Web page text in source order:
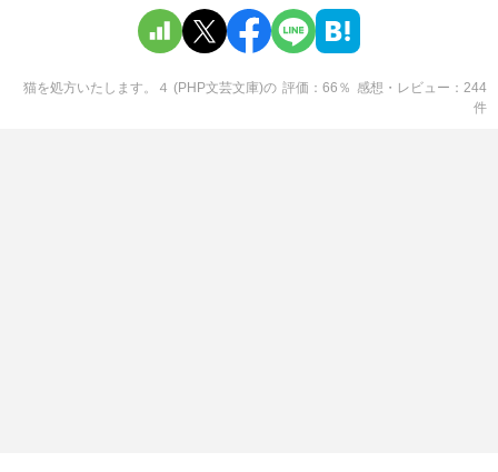
猫を処方いたします。４ (PHP文芸文庫)の 評価 66 ％ 感想・レビュー
244
件